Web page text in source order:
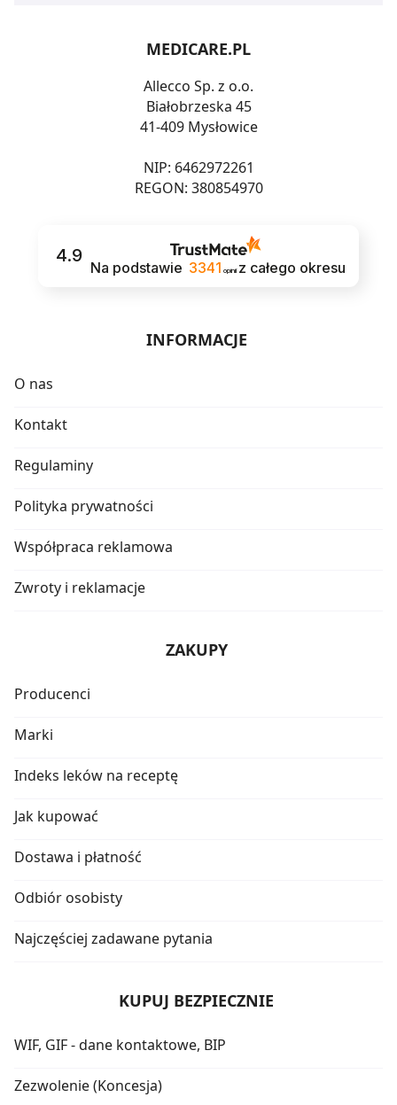
MEDICARE.PL
Allecco Sp. z o.o.
Białobrzeska 45
41-409 Mysłowice
NIP: 6462972261
REGON: 380854970
4.9
Na podstawie 3341 opinii z całego okresu
INFORMACJE
O nas
Kontakt
Regulaminy
Polityka prywatności
Współpraca reklamowa
Zwroty i reklamacje
ZAKUPY
Producenci
Marki
Indeks leków na receptę
Jak kupować
Dostawa i płatność
Odbiór osobisty
Najczęściej zadawane pytania
KUPUJ BEZPIECZNIE
WIF, GIF - dane kontaktowe, BIP
Zezwolenie (Koncesja)